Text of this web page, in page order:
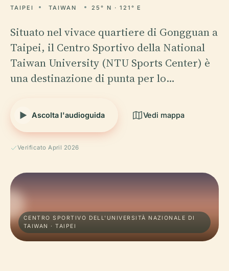
TAIPEI TAIWAN 25° N · 121° E
Situato nel vivace quartiere di Gongguan a
Taipei, il Centro Sportivo della National
Taiwan University (NTU Sports Center) è
una destinazione di punta per lo…
Ascolta l'audioguida Vedi mappa
Verificato April 2026
CENTRO SPORTIVO DELL'UNIVERSITÀ NAZIONALE DI
TAIWAN · TAIPEI